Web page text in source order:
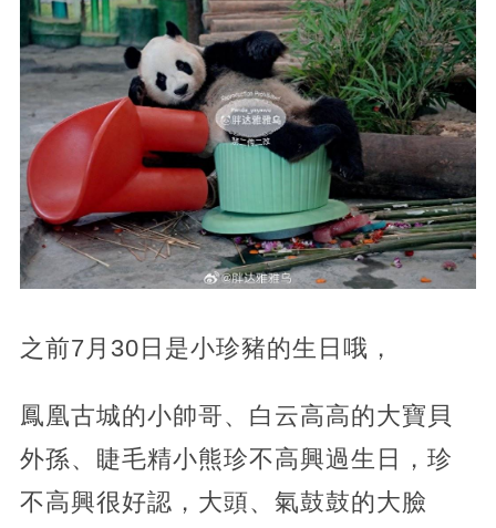
之前7月30日是小珍豬的生日哦，
鳳凰古城的小帥哥、白云高高的大寶貝
外孫、睫毛精小熊珍不高興過生日，珍
不高興很好認，大頭、氣鼓鼓的大臉